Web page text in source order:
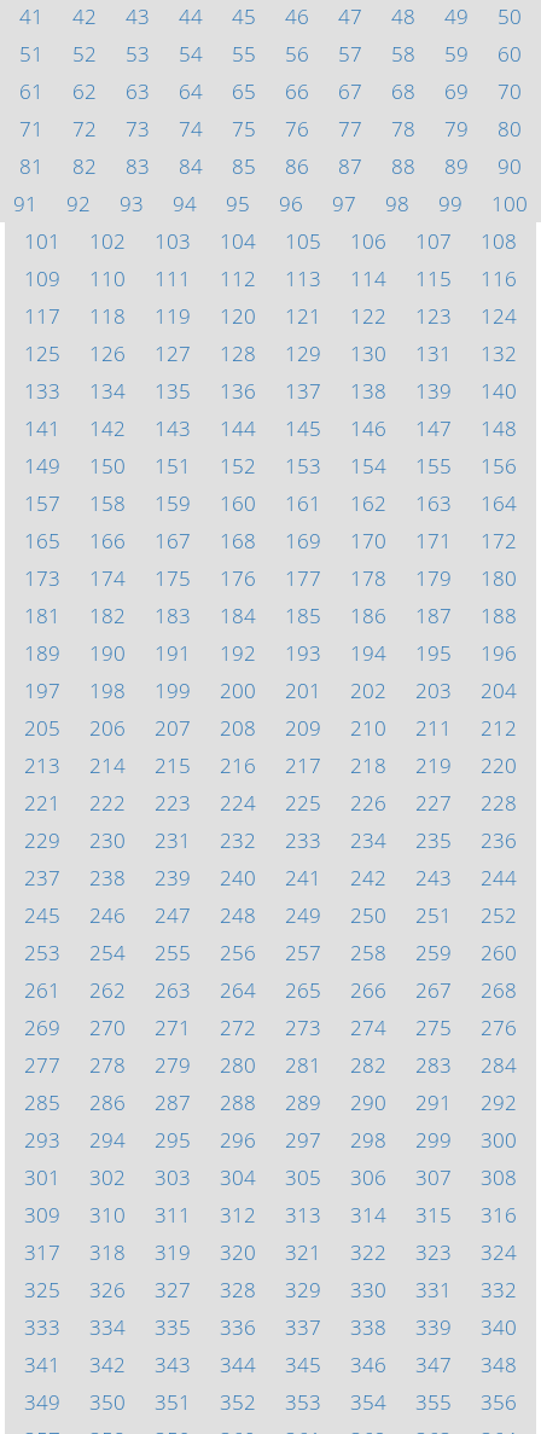
41
42 43 44 45 46 47 48 49
50
51
52 53 54 55 56 57 58 59
60
61
62 63 64 65 66 67 68 69
70
71
72 73 74 75 76 77 78 79
80
81
82 83 84 85 86 87 88 89
90
91
92 93 94 95 96 97 98 99
100
101
102 103 104 105 106 107
108
109
110 111 112 113 114 115
116
117
118 119 120 121 122 123
124
125
126 127 128 129 130 131
132
133
134 135 136 137 138 139
140
141
142 143 144 145 146 147
148
149
150 151 152 153 154 155
156
157
158 159 160 161 162 163
164
165
166 167 168 169 170 171
172
173
174 175 176 177 178 179
180
181
182 183 184 185 186 187
188
189
190 191 192 193 194 195
196
197
198 199 200 201 202 203
204
205
206 207 208 209 210 211
212
213
214 215 216 217 218 219
220
221
222 223 224 225 226 227
228
229
230 231 232 233 234 235
236
237
238 239 240 241 242 243
244
245
246 247 248 249 250 251
252
253
254 255 256 257 258 259
260
261
262 263 264 265 266 267
268
269
270 271 272 273 274 275
276
277
278 279 280 281 282 283
284
285
286 287 288 289 290 291
292
293
294 295 296 297 298 299
300
301
302 303 304 305 306 307
308
309
310 311 312 313 314 315
316
317
318 319 320 321 322 323
324
325
326 327 328 329 330 331
332
333
334 335 336 337 338 339
340
341
342 343 344 345 346 347
348
349
350 351 352 353 354 355
356